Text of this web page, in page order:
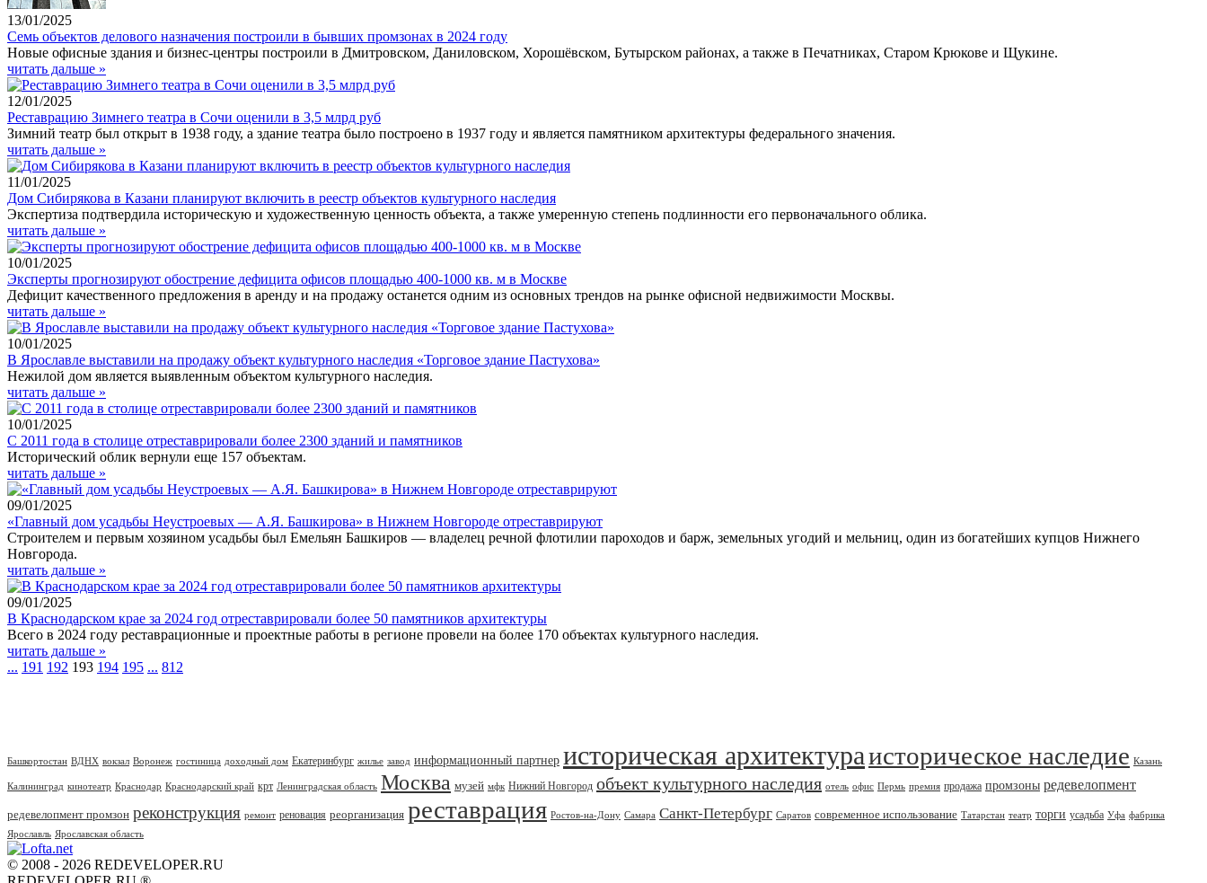
13/01/2025
Семь объектов делового назначения построили в бывших промзонах в 2024 году
Новые офисные здания и бизнес-центры построили в Дмитровском, Даниловском, Хорошёвском, Бутырском районах, а также в Печатниках, Старом Крюкове и Щукине.
читать дальше »
12/01/2025
Реставрацию Зимнего театра в Сочи оценили в 3,5 млрд руб
Зимний театр был открыт в 1938 году, а здание театра было построено в 1937 году и является памятником архитектуры федерального значения.
читать дальше »
11/01/2025
Дом Сибирякова в Казани планируют включить в реестр объектов культурного наследия
Экспертиза подтвердила историческую и художественную ценность объекта, а также умеренную степень подлинности его первоначального облика.
читать дальше »
10/01/2025
Эксперты прогнозируют обострение дефицита офисов площадью 400-1000 кв. м в Москве
Дефицит качественного предложения в аренду и на продажу останется одним из основных трендов на рынке офисной недвижимости Москвы.
читать дальше »
10/01/2025
В Ярославле выставили на продажу объект культурного наследия «Торговое здание Пастухова»
Нежилой дом является выявленным объектом культурного наследия.
читать дальше »
10/01/2025
С 2011 года в столице отреставрировали более 2300 зданий и памятников
Исторический облик вернули еще 157 объектам.
читать дальше »
09/01/2025
«Главный дом усадьбы Неустроевых — А.Я. Башкирова» в Нижнем Новгороде отреставрируют
Строителем и первым хозяином усадьбы был Емельян Башкиров — владелец речной флотилии пароходов и барж, земельных угодий и мельниц, один из богатейших купцов Нижнего
Новгорода.
читать дальше »
09/01/2025
В Краснодарском крае за 2024 год отреставрировали более 50 памятников архитектуры
Всего в 2024 году реставрационные и проектные работы в регионе провели на более 170 объектах культурного наследия.
читать дальше »
... 191 192 193 194 195 ... 812
Башкортостан ВДНХ вокзал Воронеж гостиница доходный дом Екатеринбург жилье завод информационный партнер историческая архитектураисторическое наследие Казань
Калининград кинотеатр Краснодар Краснодарский край крт Ленинградская область Москва музей мфк Нижний Новгород объект культурного наследия отель офис Пермь премия продажа промзоны редевелопмент
редевелопмент промзон реконструкция ремонт реновация реорганизация реставрация Ростов-на-Дону Самара Санкт-Петербург Саратов современное использование Татарстан театр торги усадьба Уфа фабрика
Ярославль Ярославская область
© 2008 - 2026 REDEVELOPER.RU